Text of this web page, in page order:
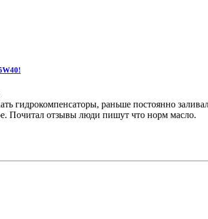
гидрокомпенсаторы, раньше постоянно
Почитал отзывы люди пишут что норм масло.